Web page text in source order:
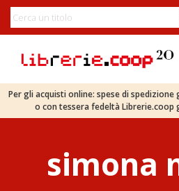
Per gli acquisti online: spese di spedizione
o con tessera fedeltà Librerie.coop
simona